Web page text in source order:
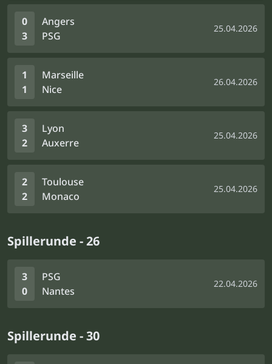
0
3
Angers
PSG
25.04.2026
1
1
Marseille
Nice
26.04.2026
3
2
Lyon
Auxerre
25.04.2026
2
2
Toulouse
Monaco
25.04.2026
Spillerunde - 26
3
0
PSG
Nantes
22.04.2026
Spillerunde - 30